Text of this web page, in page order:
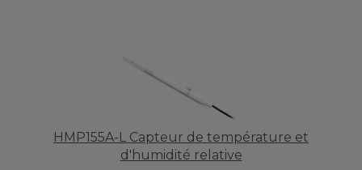
HMP155A-L Capteur de température et
d'humidité relative